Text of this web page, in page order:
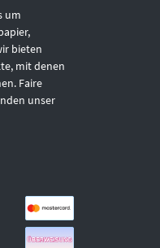
um
bieten
mit denen
Faire
unser